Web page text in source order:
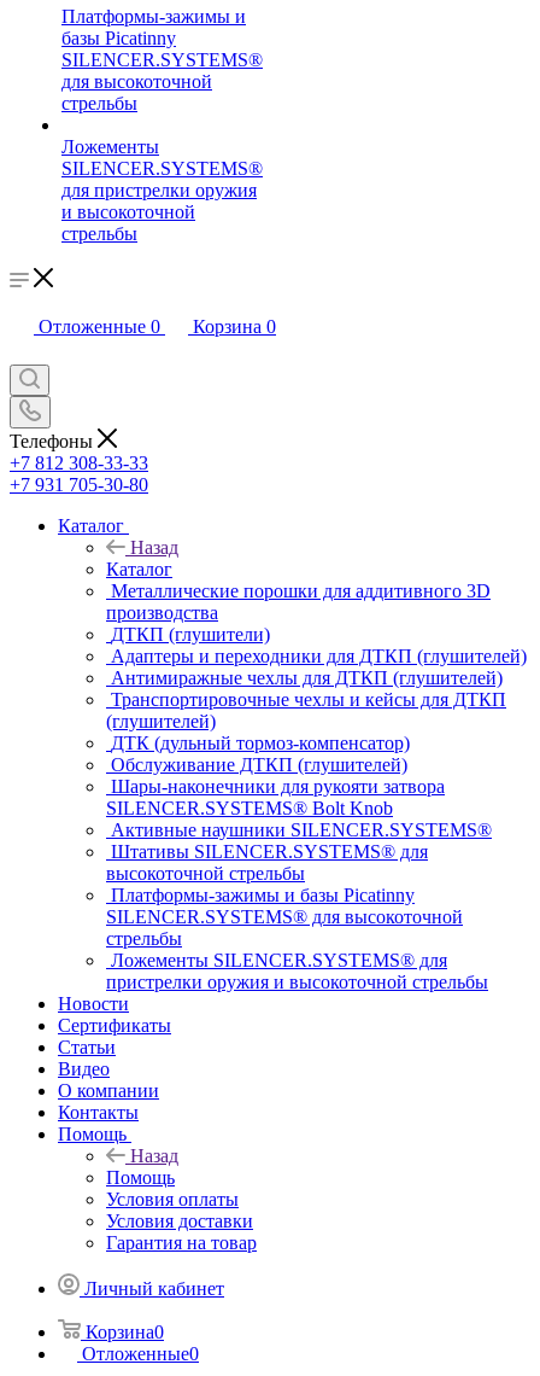
Платформы-зажимы и
базы Picatinny
SILENCER.SYSTEMS®
для высокоточной
стрельбы
Ложементы
SILENCER.SYSTEMS®
для пристрелки оружия
и высокоточной
стрельбы
Отложенные 0 Корзина 0
Телефоны
+7 812 308-33-33
+7 931 705-30-80
Каталог
Назад
Каталог
Металлические порошки для аддитивного 3D
производства
ДТКП (глушители)
Адаптеры и переходники для ДТКП (глушителей)
Антимиражные чехлы для ДТКП (глушителей)
Транспортировочные чехлы и кейсы для ДТКП
(глушителей)
ДТК (дульный тормоз-компенсатор)
Обслуживание ДТКП (глушителей)
Шары-наконечники для рукояти затвора
SILENCER.SYSTEMS® Bolt Knob
Активные наушники SILENCER.SYSTEMS®
Штативы SILENCER.SYSTEMS® для
высокоточной стрельбы
Платформы-зажимы и базы Picatinny
SILENCER.SYSTEMS® для высокоточной
стрельбы
Ложементы SILENCER.SYSTEMS® для
пристрелки оружия и высокоточной стрельбы
Новости
Сертификаты
Статьи
Видео
О компании
Контакты
Помощь
Назад
Помощь
Условия оплаты
Условия доставки
Гарантия на товар
Личный кабинет
Корзина0
Отложенные0